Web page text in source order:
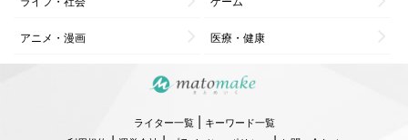
アニメ・漫画 医療・健康
ライター一覧| キーワード一覧